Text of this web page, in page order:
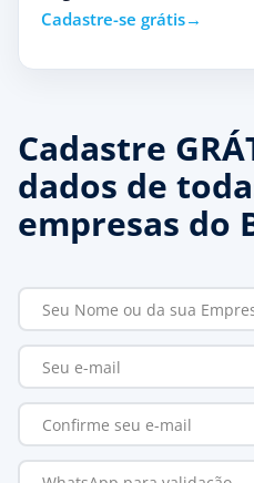
Cadastre-se grátis
Cadastre
dados de
empresas do